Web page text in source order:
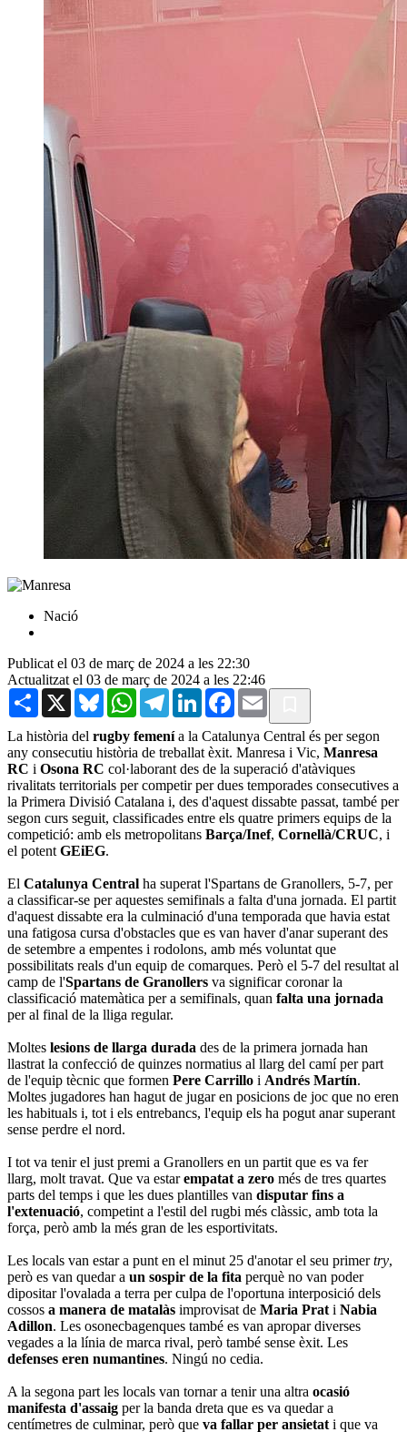
Nació
Publicat el 03 de març de 2024 a les 22:30
Actualitzat el 03 de març de 2024 a les 22:46
Share X BlueskyWhatsAppTelegramLinkedInFacebook
Email
La història del rugby femenía la Catalunya Central és per segon
any consecutiu història de treballat èxit. Manresa i Vic, Manresa
RC i Osona RC col·laborant des de la superació d'atàviques
rivalitats territorials per competir per dues temporades consecutives a
la Primera Divisió Catalana i, des d'aquest dissabte passat, també per
segon curs seguit, classificades entre els quatre primers equips de la
competició: amb els metropolitans Barça/Inef, Cornellà/CRUC, i
el potent GEiEG.
El Catalunya Central ha superat l'Spartans de Granollers, 5-7, per
a classificar-se per aquestes semifinals a falta d'una jornada. El partit
d'aquest dissabte era la culminació d'una temporada que havia estat
una fatigosa cursa d'obstacles que es van haver d'anar superant des
de setembre a empentes i rodolons, amb més voluntat que
possibilitats reals d'un equip de comarques. Però el 5-7 del resultat al
camp de l'Spartans de Granollers va significar coronar la
classificació matemàtica per a semifinals, quan falta una jornada
per al final de la lliga regular.
Moltes lesions de llarga durada des de la primera jornada han
llastrat la confecció de quinzes normatius al llarg del camí per part
de l'equip tècnic que formen Pere Carrillo i Andrés Martín.
Moltes jugadores han hagut de jugar en posicions de joc que no eren
les habituals i, tot i els entrebancs, l'equip els ha pogut anar superant
sense perdre el nord.
I tot va tenir el just premi a Granollers en un partit que es va fer
llarg, molt travat. Que va estarempatat a zero més de tres quartes
parts del temps i que les dues plantilles van disputar fins a
l'extenuació, competint a l'estil del rugbi més clàssic, amb tota la
força, però amb la més gran de les esportivitats.
Les locals van estar a punt en el minut 25 d'anotar el seu primertry,
però es van quedar a un sospir de la fita perquè no van poder
dipositar l'ovalada a terra per culpa de l'oportuna interposició dels
cossos a manera de matalàs improvisat de Maria Prat i Nabia
Adillon. Les osonecbagenques també es van apropar diverses
vegades a la línia de marca rival, però també sense èxit. Les
defenses eren numantines. Ningú no cedia.
A la segona part les locals van tornar a tenir una altra ocasió
manifesta d'assaig per la banda dreta que es va quedar a
centímetres de culminar, però que va fallar per ansietat i que va